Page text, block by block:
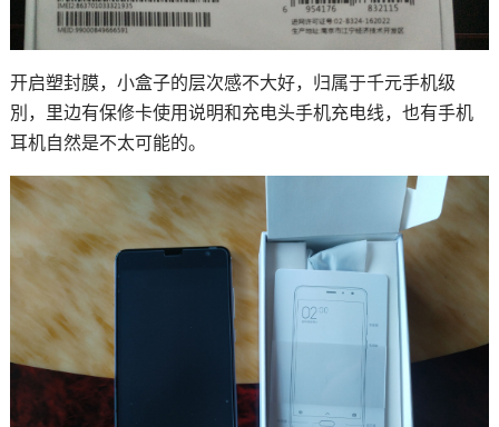
开启塑封膜，小盒子的层次感不大好，归属于千元手机级
別，里边有保修卡使用说明和充电头手机充电线，也有手机
耳机自然是不太可能的。